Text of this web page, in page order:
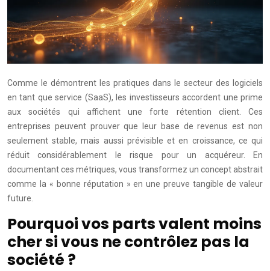
Comme le démontrent les pratiques dans le secteur des logiciels
en tant que service (SaaS), les investisseurs accordent une prime
aux sociétés qui affichent une forte rétention client. Ces
entreprises peuvent prouver que leur base de revenus est non
seulement stable, mais aussi prévisible et en croissance, ce qui
réduit considérablement le risque pour un acquéreur. En
documentant ces métriques, vous transformez un concept abstrait
comme la « bonne réputation » en une preuve tangible de valeur
future.
Pourquoi vos parts valent moins
cher si vous ne contrôlez pas la
société ?